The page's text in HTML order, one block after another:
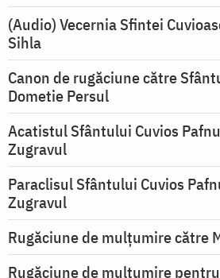
(Audio) Vecernia Sfintei
Sihla
Canon de rugăciune către
Dometie Persul
Acatistul Sfântului Cuvios
Zugravul
Paraclisul Sfântului Cuvios
Zugravul
Rugăciune de mulţumire către
Rugăciune de mulțumire